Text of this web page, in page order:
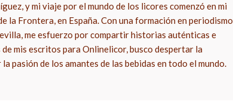
y mi viaje por el mundo de los licores comenzó en mi
la Frontera, en España. Con una formación en periodismo
me esfuerzo por compartir historias auténticas e
mis escritos para Onlinelicor, busco despertar la
pasión de los amantes de las bebidas en todo el mundo.